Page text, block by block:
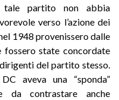
tale partito non abbia
verso l’azione dei
1948 provenissero dalle
fossero state concordate
del partito stesso.
aveva una “sponda”
da contrastare anche